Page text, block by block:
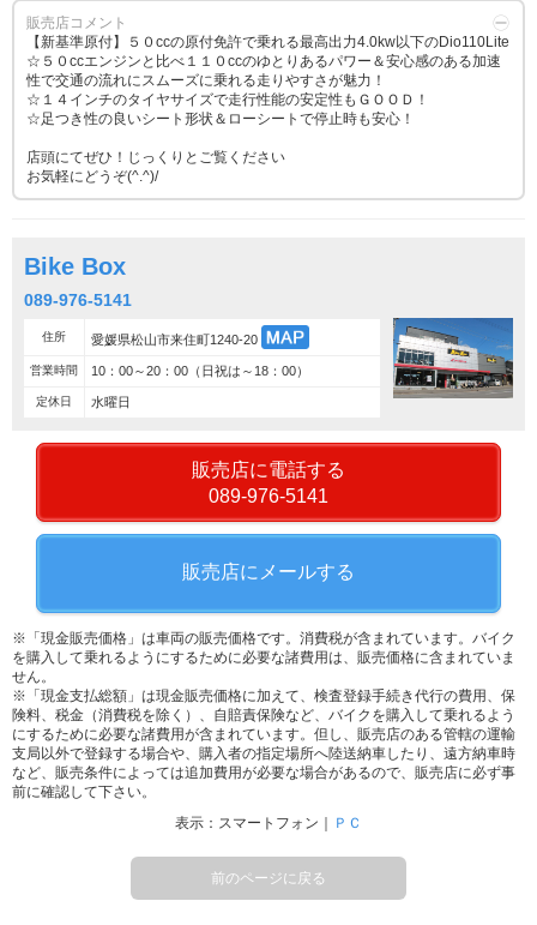
販売店コメント
【新基準原付】５０ccの原付免許で乗れる最高出力4.0kw以下のDio110Lite
☆５０ccエンジンと比べ１１０ccのゆとりあるパワー＆安心感のある加速
性で交通の流れにスムーズに乗れる走りやすさが魅力！
☆１４インチのタイヤサイズで走行性能の安定性もＧＯＯＤ！
☆足つき性の良いシート形状＆ローシートで停止時も安心！
店頭にてぜひ！じっくりとご覧ください
お気軽にどうぞ(^.^)/
Bike Box
089-976-5141
住所 愛媛県松山市来住町1240-20
営業時間 10：00～20：00（日祝は～18：00）
定休日 水曜日
販売店に電話する
089-976-5141
販売店にメールする
※「現金販売価格」は車両の販売価格です。消費税が含まれています。バイク
を購入して乗れるようにするために必要な諸費用は、販売価格に含まれていま
せん。
※「現金支払総額」は現金販売価格に加えて、検査登録手続き代行の費用、保
険料、税金（消費税を除く）、自賠責保険など、バイクを購入して乗れるよう
にするために必要な諸費用が含まれています。但し、販売店のある管轄の運輸
支局以外で登録する場合や、購入者の指定場所へ陸送納車したり、遠方納車時
など、販売条件によっては追加費用が必要な場合があるので、販売店に必ず事
前に確認して下さい。
表示：スマートフォン｜
ＰＣ
前のページに戻る